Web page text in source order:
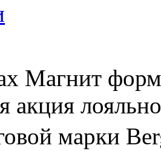
Магнит
акция
марки